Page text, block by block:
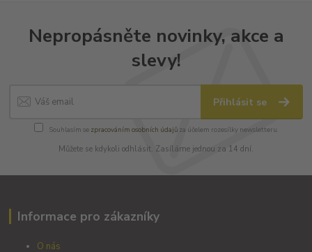
Nepropásněte novinky, akce a
slevy!
Přihlásit se
Souhlasím se zpracováním osobních údajůza účelem rozesílky newsletteru.
Můžete se kdykoli odhlásit. Zasíláme jednou za 14 dní.
Informace pro zákazníky
O nás